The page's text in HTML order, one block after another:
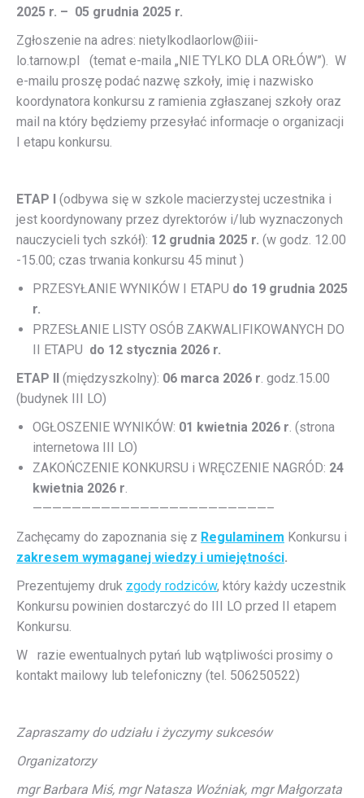
2025 r. – 05 grudnia 2025 r.
Zgłoszenie na adres: nietylkodlaorlow@iii-
lo.tarnow.pl (temat e-maila „NIE TYLKO DLA ORŁÓW”). W
e-mailu proszę podać nazwę szkoły, imię i nazwisko
koordynatora konkursu z ramienia zgłaszanej szkoły oraz
mail na który będziemy przesyłać informacje o organizacji
I etapu konkursu.
ETAP I (odbywa się w szkole macierzystej uczestnika i
jest koordynowany przez dyrektorów i/lub wyznaczonych
nauczycieli tych szkół): 12 grudnia 2025 r. (w godz. 12.00
-15.00; czas trwania konkursu 45 minut )
PRZESYŁANIE WYNIKÓW I ETAPU do 19 grudnia 2025
r.
PRZESŁANIE LISTY OSÓB ZAKWALIFIKOWANYCH DO
II ETAPU do 12 stycznia 2026 r.
ETAP II (międzyszkolny): 06 marca 2026 r. godz.15.00
(budynek III LO)
OGŁOSZENIE WYNIKÓW: 01 kwietnia 2026 r. (strona
internetowa III LO)
ZAKOŃCZENIE KONKURSU i WRĘCZENIE NAGRÓD: 24
kwietnia 2026 r.
————————————————————————–
Zachęcamy do zapoznania się z Regulaminem Konkursu i
zakresem wymaganej wiedzy i umiejętności.
Prezentujemy druk zgody rodziców, który każdy uczestnik
Konkursu powinien dostarczyć do III LO przed II etapem
Konkursu.
W
razie ewentualnych pytań lub wątpliwości prosimy o
kontakt mailowy lub telefoniczny (tel. 506250522)
Zapraszamy do udziału i życzymy sukcesów
Organizatorzy
mgr Barbara Miś, mgr Natasza Woźniak, mgr Małgorzata